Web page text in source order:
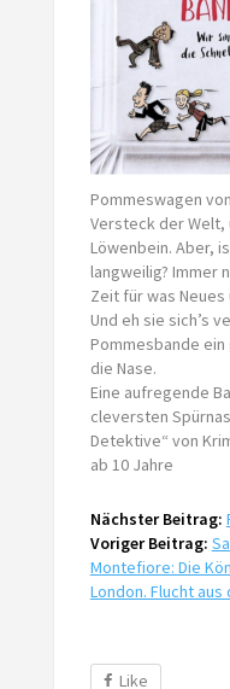
Pommeswagen
Versteck der
Löwenbein. Aber,
langweilig? Immer
Zeit für was
Und eh sie sich’s
Pommesbande
die Nase.
Eine aufregende
cleversten
Detektive“ von
ab 10 Jahre
Nächster Beitrag:
Voriger Beitrag:
Montefiore: Die
London. Flucht aus
Like